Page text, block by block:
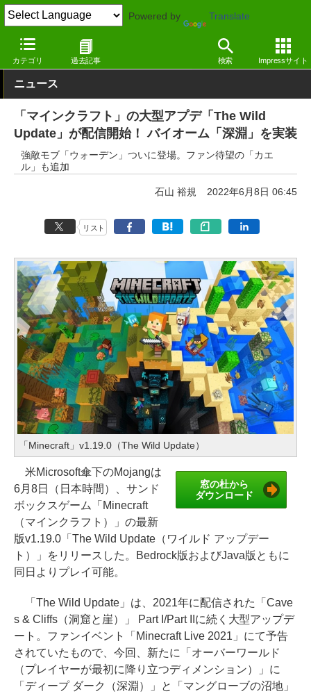
Powered by Translate
カテゴリ 過去記事 検索 Impressサイト
窓の杜 エンタメ ゲーム
ニュース
「マインクラフト」の大型アプデ「The Wild
Update」が配信開始！ バイオーム「深淵」を実装
強敵モブ「ウォーデン」ついに登場。ファン待望の「カエ
ル」も追加
石山 裕規 2022年6月8日 06:45
リスト
「Minecraft」v1.19.0（The Wild Update）
窓の杜から
ダウンロード
米Microsoft傘下のMojangは
6月8日（日本時間）、サンド
ボックスゲーム「Minecraft
（マインクラフト）」の最新
版v1.19.0「The Wild Update（ワイルド アップデー
ト）」をリリースした。Bedrock版およびJava版ともに
同日よりプレイ可能。
「The Wild Update」は、2021年に配信された「Cave
s & Cliffs（洞窟と崖）」 Part I/Part IIに続く大型アップデ
ート。ファンイベント「Minecraft Live 2021」にて予告
されていたもので、今回、新たに「オーバーワールド
（プレイヤーが最初に降り立つディメンション）」に
「ディープ ダーク（深淵）」と「マングローブの沼地」